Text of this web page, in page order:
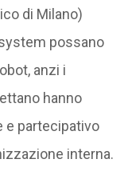
di Milano)
possano
anzi i
hanno
e partecipativo
interna.